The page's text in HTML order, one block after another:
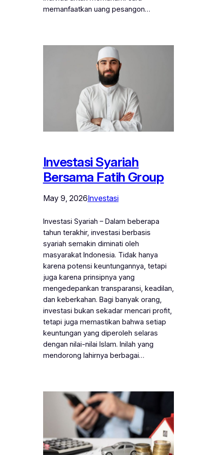
memanfaatkan uang pesangon…
Investasi Syariah
Bersama Fatih Group
May 9, 2026Investasi
Investasi Syariah – Dalam beberapa
tahun terakhir, investasi berbasis
syariah semakin diminati oleh
masyarakat Indonesia. Tidak hanya
karena potensi keuntungannya, tetapi
juga karena prinsipnya yang
mengedepankan transparansi, keadilan,
dan keberkahan. Bagi banyak orang,
investasi bukan sekadar mencari profit,
tetapi juga memastikan bahwa setiap
keuntungan yang diperoleh selaras
dengan nilai-nilai Islam. Inilah yang
mendorong lahirnya berbagai…